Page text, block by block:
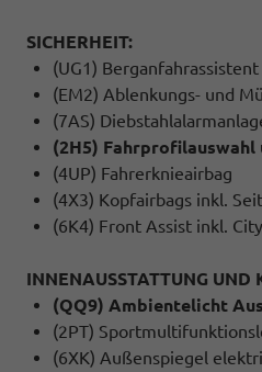
SICHERHEIT:
(UG1) Berganfahrassistent
(EM2) Ablenkungs- und
(7AS)
(2H5) Fahrprofilauswahl
(4UP) Fahrerknieairbag
(4X3) Kopfairbags inkl.
(6K4) Front Assist inkl.
INNENAUSSTATTUNG UND
(QQ9) Ambientelicht
(2PT)
(6XK) Außenspiegel